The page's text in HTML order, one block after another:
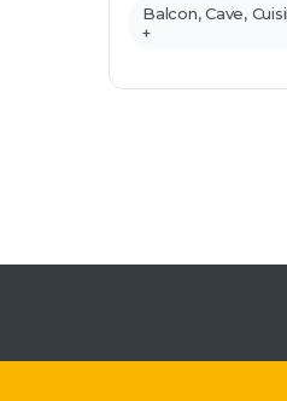
Balcon, Cave,
+